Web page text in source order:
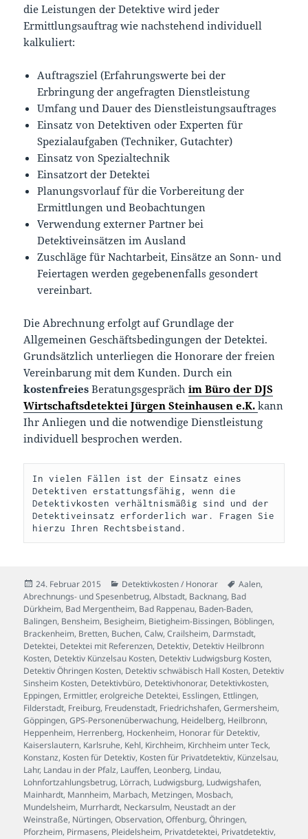
die Leistungen der Detektive wird jeder
Ermittlungsauftrag wie nachstehend individuell
kalkuliert:
Auftragsziel (Erfahrungswerte bei der
Erbringung der angefragten Dienstleistung
Umfang und Dauer des Dienstleistungsauftrages
Einsatz von Detektiven oder Experten für
Spezialaufgaben (Techniker, Gutachter)
Einsatz von Spezialtechnik
Einsatzort der Detektei
Planungsvorlauf für die Vorbereitung der
Ermittlungen und Beobachtungen
Verwendung externer Partner bei
Detektiveinsätzen im Ausland
Zuschläge für Nachtarbeit, Einsätze an Sonn- und
Feiertagen werden gegebenenfalls gesondert
vereinbart.
Die Abrechnung erfolgt auf Grundlage der
Allgemeinen Geschäftsbedingungen der Detektei.
Grundsätzlich unterliegen die Honorare der freien
Vereinbarung mit dem Kunden. Durch ein
kostenfreies Beratungsgesprächim Büro der DJS
Wirtschaftsdetektei Jürgen Steinhausen e.K. kann
Ihr Anliegen und die notwendige Dienstleistung
individuell besprochen werden.
In vielen Fällen ist der Einsatz eines
Detektiven erstattungsfähig, wenn die
Detektivkosten verhältnismäßig sind und der
Detektiveinsatz erforderlich war. Fragen Sie
hierzu Ihren Rechtsbeistand.
Veröffentlicht
am
24. Februar 2015 Kategorien
Detektivkosten / Honorar Schlagwörter
Aalen,
Abrechnungs- und Spesenbetrug,Albstadt, Backnang, Bad
Dürkheim, Bad Mergentheim, Bad Rappenau, Baden-Baden,
Balingen, Bensheim, Besigheim, Bietigheim-Bissingen, Böblingen,
Brackenheim, Bretten, Buchen,Calw,Crailsheim, Darmstadt,
Detektei, Detektei mit Referenzen, Detektiv, Detektiv Heilbronn
Kosten, Detektiv Künzelsau Kosten, Detektiv Ludwigsburg Kosten,
Detektiv Öhringen Kosten, Detektiv schwäbisch Hall Kosten, Detektiv
Sinsheim Kosten, Detektivbüro, Detektivhonorar, Detektivkosten,
Eppingen, Ermittler,erolgreiche Detektei, Esslingen, Ettlingen,
Filderstadt, Freiburg, Freudenstadt, Friedrichshafen,Germersheim,
Göppingen,GPS-Personenüberwachung, Heidelberg, Heilbronn,
Heppenheim, Herrenberg, Hockenheim, Honorar für Detektiv,
Kaiserslautern, Karlsruhe, Kehl, Kirchheim, Kirchheim unter Teck,
Konstanz, Kosten für Detektiv, Kosten für Privatdetektiv, Künzelsau,
Lahr, Landau in der Pfalz, Lauffen, Leonberg, Lindau,
Lohnfortzahlungsbetrug, Lörrach, Ludwigsburg, Ludwigshafen,
Mainhardt, Mannheim, Marbach, Metzingen, Mosbach,
Mundelsheim, Murrhardt, Neckarsulm, Neustadt an der
Weinstraße, Nürtingen,Observation,Offenburg,Öhringen,
Pforzheim, Pirmasens, Pleidelsheim, Privatdetektei, Privatdetektiv,